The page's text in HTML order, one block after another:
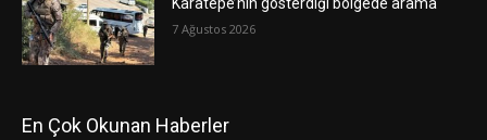
7 Ağustos 2026
En Çok Okunan Haberler